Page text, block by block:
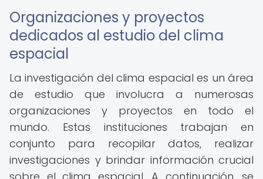
Organizaciones y proyectos
dedicados al estudio del clima
espacial
La investigación del clima espacial es un área
de estudio que involucra a numerosas
organizaciones y proyectos en todo el
mundo. Estas instituciones trabajan en
conjunto para recopilar datos, realizar
investigaciones y brindar información crucial